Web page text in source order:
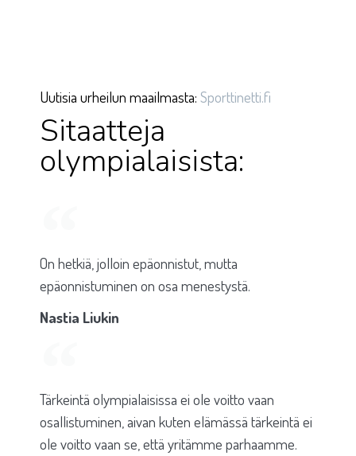
Uutisia urheilun maailmasta: Sporttinetti.fi
Sitaatteja
olympialaisista:
On hetkiä, jolloin epäonnistut, mutta
epäonnistuminen on osa menestystä.
Nastia Liukin
Tärkeintä olympialaisissa ei ole voitto vaan
osallistuminen, aivan kuten elämässä tärkeintä ei
ole voitto vaan se, että yritämme parhaamme.